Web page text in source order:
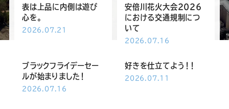
ー
ツ
SADA
の
ー
ツ
SADA
の
ー
SADA
ー
ツ
SADA
ー
ツ
SADA
表は上品に内側は遊び
心を。
2026.07.21
安倍川花火大会2026
における交通規制につ
いて
2026.07.16
ブラックフライデーセー
ルが始まりました！
2026.07.16
好きを仕立てよう！！
2026.07.11